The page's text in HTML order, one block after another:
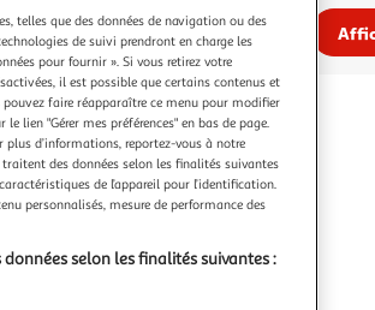
telles que des données de navigation ou des
de suivi prendront en charge les
pour fournir ». Si vous retirez votre
il est possible que certains contenus et
faire réapparaître ce menu pour modifier
lien "Gérer mes préférences" en bas de page.
d’informations, reportez-vous à notre
des données selon les finalités suivantes
de l’appareil pour l’identification.
personnalisés, mesure de performance des
selon les finalités suivantes :